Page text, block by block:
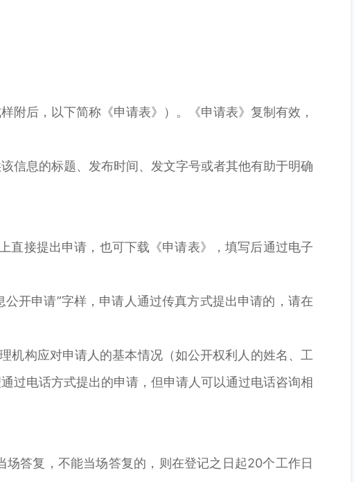
附后，以下简称《申请表》）。《申请表》复制有效，
信息的标题、发布时间、发文字号或者其他有助于明确
直接提出申请，也可下载《申请表》，填写后通过电子
开申请”字样，申请人通过传真方式提出申请的，请在
机构应对申请人的基本情况（如公开权利人的姓名、工
过电话方式提出的申请，但申请人可以通过电话咨询相
答复，不能当场答复的，则在登记之日起20个工作日